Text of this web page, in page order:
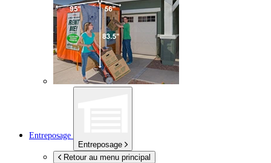
Entreposage
Entreposage
Retour au menu principal